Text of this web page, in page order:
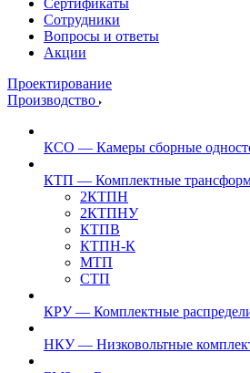
Сертификаты
Сотрудники
Вопросы и ответы
Акции
Проектирование
Производство
КСО — Камеры сборные
КТП — Комплектные
2КТПН
2КТПНУ
КТПВ
КТПН-К
МТП
СТП
КРУ — Комплектные
НКУ — Низковольтные